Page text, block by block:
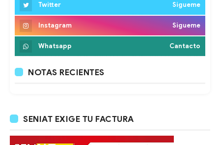
Twitter Sigueme
Instagram Sigueme
Whatsapp Cantacto
NOTAS RECIENTES
SENIAT EXIGE TU FACTURA